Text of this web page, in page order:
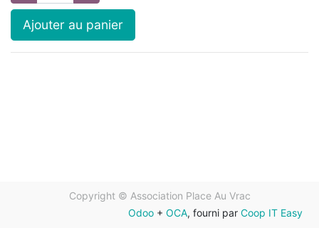
Ajouter au panier
Copyright © Association Place Au Vrac
Odoo + OCA, fourni par Coop IT Easy